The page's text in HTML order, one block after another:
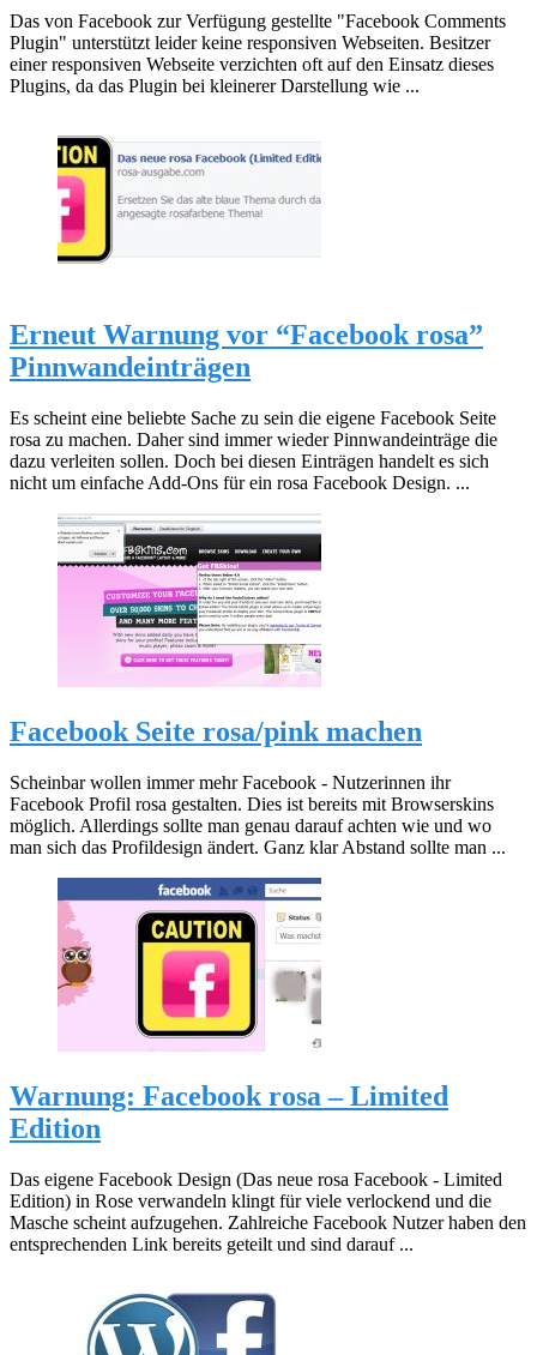
Das von Facebook zur Verfügung gestellte "Facebook Comments
Plugin" unterstützt leider keine responsiven Webseiten. Besitzer
einer responsiven Webseite verzichten oft auf den Einsatz dieses
Plugins, da das Plugin bei kleinerer Darstellung wie ...
Erneut Warnung vor “Facebook rosa”
Pinnwandeinträgen
Es scheint eine beliebte Sache zu sein die eigene Facebook Seite
rosa zu machen. Daher sind immer wieder Pinnwandeinträge die
dazu verleiten sollen. Doch bei diesen Einträgen handelt es sich
nicht um einfache Add-Ons für ein rosa Facebook Design. ...
Facebook Seite rosa/pink machen
Scheinbar wollen immer mehr Facebook - Nutzerinnen ihr
Facebook Profil rosa gestalten. Dies ist bereits mit Browserskins
möglich. Allerdings sollte man genau darauf achten wie und wo
man sich das Profildesign ändert. Ganz klar Abstand sollte man ...
Warnung: Facebook rosa – Limited
Edition
Das eigene Facebook Design (Das neue rosa Facebook - Limited
Edition) in Rose verwandeln klingt für viele verlockend und die
Masche scheint aufzugehen. Zahlreiche Facebook Nutzer haben den
entsprechenden Link bereits geteilt und sind darauf ...